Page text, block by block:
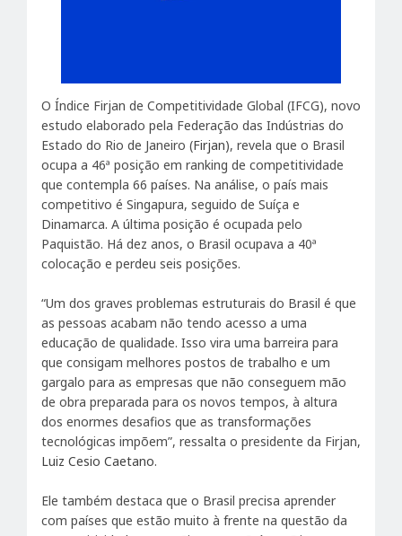
O Índice Firjan de Competitividade Global (IFCG), novo
estudo elaborado pela Federação das Indústrias do
Estado do Rio de Janeiro (Firjan), revela que o Brasil
ocupa a 46ª posição em ranking de competitividade
que contempla 66 países. Na análise, o país mais
competitivo é Singapura, seguido de Suíça e
Dinamarca. A última posição é ocupada pelo
Paquistão. Há dez anos, o Brasil ocupava a 40ª
colocação e perdeu seis posições.
“Um dos graves problemas estruturais do Brasil é que
as pessoas acabam não tendo acesso a uma
educação de qualidade. Isso vira uma barreira para
que consigam melhores postos de trabalho e um
gargalo para as empresas que não conseguem mão
de obra preparada para os novos tempos, à altura
dos enormes desafios que as transformações
tecnológicas impõem”, ressalta o presidente da Firjan,
Luiz Cesio Caetano.
Ele também destaca que o Brasil precisa aprender
com países que estão muito à frente na questão da